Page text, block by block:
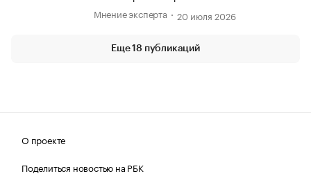
Мнение эксперта
20 июля 2026
Еще 18 публикаций
О проекте
Поделиться новостью на РБК